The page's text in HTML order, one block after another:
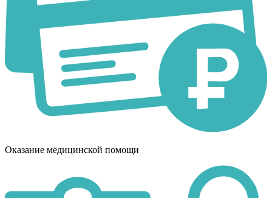
Оказание медицинской помощи